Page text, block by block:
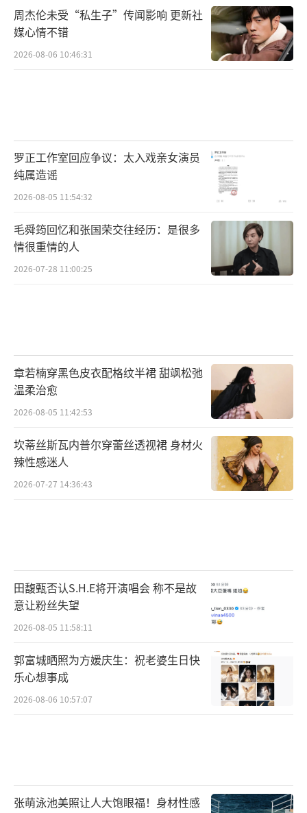
周杰伦未受“私生子”传闻影响 更新社
媒心情不错
2026-08-06 10:46:31
罗正工作室回应争议：太入戏亲女演员
纯属造谣
2026-08-05 11:54:32
毛舜筠回忆和张国荣交往经历：是很多
情很重情的人
2026-07-28 11:00:25
章若楠穿黑色皮衣配格纹半裙 甜飒松弛
温柔治愈
2026-08-05 11:42:53
坎蒂丝斯瓦内普尔穿蕾丝透视裙 身材火
辣性感迷人
2026-07-27 14:36:43
田馥甄否认S.H.E将开演唱会 称不是故
意让粉丝失望
2026-08-05 11:58:11
郭富城晒照为方媛庆生：祝老婆生日快
乐心想事成
2026-08-06 10:57:07
张萌泳池美照让人大饱眼福！身材性感